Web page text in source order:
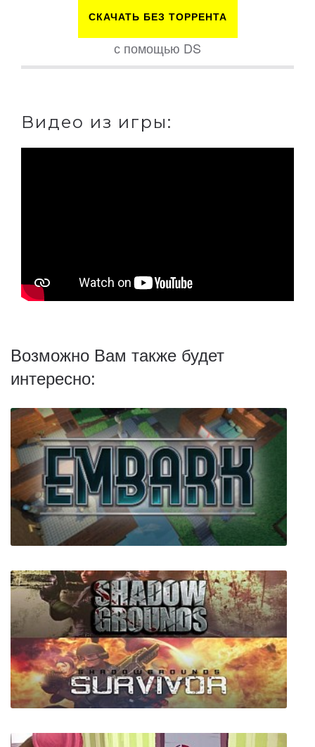
СКАЧАТЬ БЕЗ ТОРРЕНТА
с помощью DS
Видео из игры:
Возможно Вам также будет
интересно:
Embark